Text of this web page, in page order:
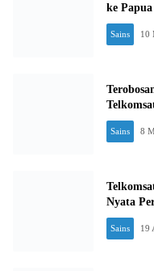
ke
Sains 10
Sains 8
Nyata
Sains 19